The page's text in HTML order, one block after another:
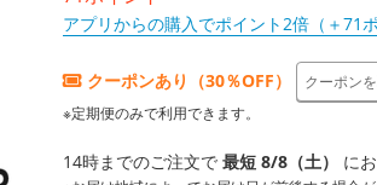
アプリからの購入でポイント2倍（＋71ポ
クーポンあり（30％OFF）
クーポン
※定期便のみで利用できます。
14時までのご注文で 最短 8/8（土） に